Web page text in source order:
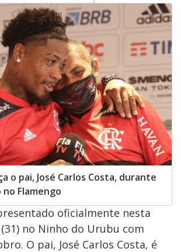
o pai, José Carlos Costa, durante
Flamengo
oficialmente nesta
no Ninho do Urubu com
O pai, José Carlos Costa, é